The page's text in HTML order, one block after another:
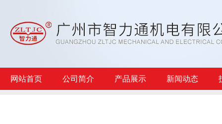
网站首页 公司简介 产品展示 新闻动态